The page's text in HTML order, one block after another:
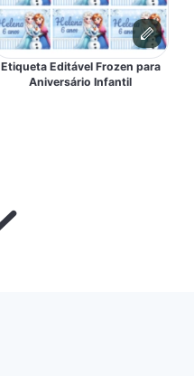
Etiqueta Editável Frozen para
Aniversário Infantil